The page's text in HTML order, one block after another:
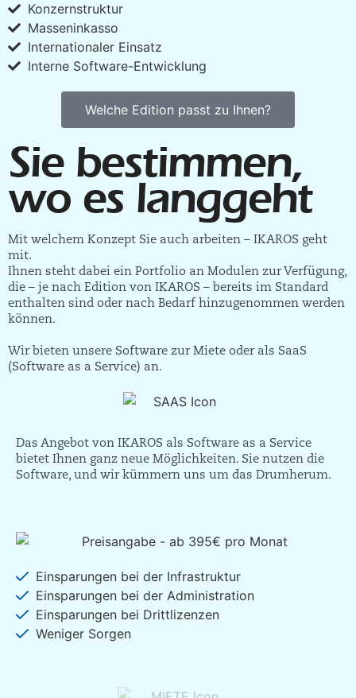
Konzernstruktur
Masseninkasso
Internationaler Einsatz
Interne Software-Entwicklung
Welche Edition passt zu Ihnen?
Sie bestimmen,
wo es langgeht
Mit welchem Konzept Sie auch arbeiten – IKAROS geht
mit.
Ihnen steht dabei ein Portfolio an Modulen zur Verfügung,
die – je nach Edition von IKAROS – bereits im Standard
enthalten sind oder nach Bedarf hinzugenommen werden
können.
Wir bieten unsere Software zur Miete oder als SaaS
(Software as a Service) an.
Das Angebot von IKAROS als Software as a Service
bietet Ihnen ganz neue Möglichkeiten. Sie nutzen die
Software, und wir kümmern uns um das Drumherum.
Einsparungen bei der Infrastruktur
Einsparungen bei der Administration
Einsparungen bei Drittlizenzen
Weniger Sorgen